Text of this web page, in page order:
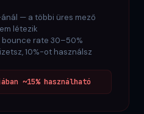
— a többi üres mező
létezik
rate 30–50%
10%-ot használsz
~15% használható